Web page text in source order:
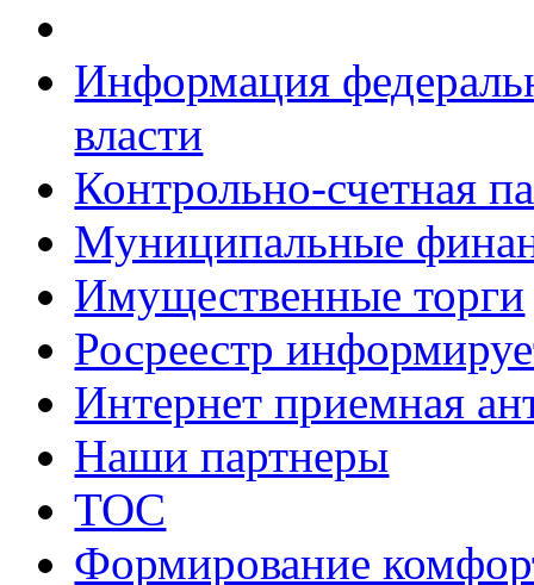
Информация
власти
Контрольно-счетная
Муниципальные
Имущественные торги
Росреестр
Интернет приемная
Наши партнеры
ТОС
Формирование